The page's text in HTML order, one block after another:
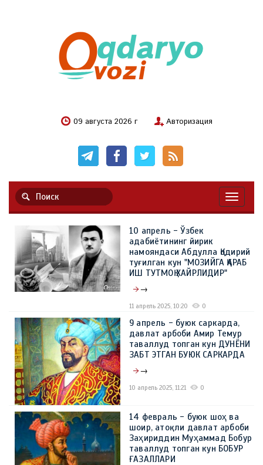
09 августа 2026 г Авторизация
10 апрель - Ўзбек
адабиётининг йирик
намояндаси Абдулла Қодирий
туғилган кун "МОЗИЙГА ҚАРАБ
ИШ ТУТМОҚ ХАЙРЛИДИР"
→
11 апрель 2025, 10:20 0
9 апрель - буюк саркарда,
давлат арбоби Амир Темур
таваллуд топган кун ДУНЁНИ
ЗАБТ ЭТГАН БУЮК САРКАРДА
→
10 апрель 2025, 11:21 0
14 февраль - буюк шоҳ ва
шоир, атоқли давлат арбоби
Заҳириддин Муҳаммад Бобур
таваллуд топган кун БОБУР
ҒАЗАЛЛАРИ